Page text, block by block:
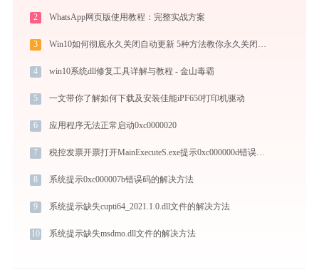
2 WhatsApp网页版使用教程：完整实战方案
3 Win10如何彻底永久关闭自动更新 5种方法教你永久关闭win10自动更新
4 win10系统dll修复工具详解与教程 - 金山毒霸
5 一文带你了解如何下载及安装佳能iPF650打印机驱动
6 应用程序无法正常启动0xc0000020
7 税控发票开票打开MainExecuteS.exe提示0xc000000d错误码怎么办
8 系统提示0xc000007b错误码的解决方法
9 系统提示缺失cupti64_2021.1.0.dll文件的解决方法
10 系统提示缺失msdmo.dll文件的解决方法